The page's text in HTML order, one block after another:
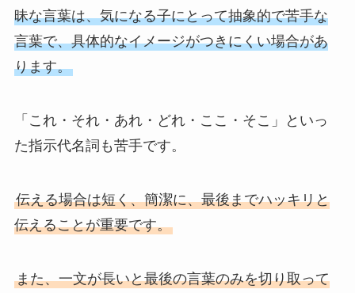
昧な言葉は、気になる子にとって抽象的で苦手な
言葉で、具体的なイメージがつきにくい場合があ
ります。
「これ・それ・あれ・どれ・ここ・そこ」といっ
た指示代名詞も苦手です。
伝える場合は短く、簡潔に、最後までハッキリと
伝えることが重要です。
また、一文が長いと最後の言葉のみを切り取って